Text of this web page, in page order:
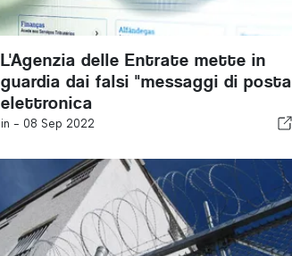
L'Agenzia delle Entrate mette in
guardia dai falsi "messaggi di posta
elettronica
in - 08 Sep 2022